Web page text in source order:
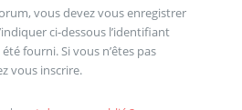
vous devez vous enregistrer
ci-dessous l’identifiant
fourni. Si vous n’êtes pas
vous inscrire.